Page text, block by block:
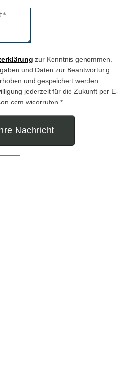
zur Kenntnis genommen.
und Daten zur Beantwortung
und gespeichert werden.
jederzeit für die Zukunft per E-
widerrufen.*
Nachricht